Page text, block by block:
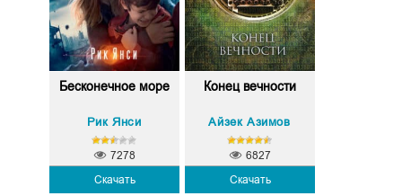
Бесконечное море
Рик Янси
Скачать
7278
Конец вечности
Айзек Азимов
Скачать
6827